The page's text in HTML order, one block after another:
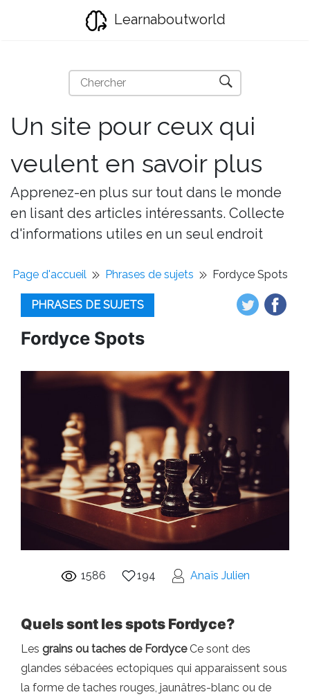
Learnaboutworld
Un site pour ceux qui
veulent en savoir plus
Apprenez-en plus sur tout dans le monde
en lisant des articles intéressants. Collecte
d'informations utiles en un seul endroit
Page d'accueil Phrases de sujets Fordyce Spots
PHRASES DE SUJETS
Fordyce Spots
1586 194 Anaïs Julien
Quels sont les spots Fordyce?
Les grains ou taches de FordyceCe sont des
glandes sébacées ectopiques qui apparaissent sous
la forme de taches rouges, jaunâtres-blanc ou de